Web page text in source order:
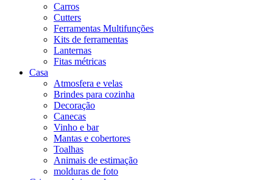
Carros
Cutters
Ferramentas Multifunções
Kits de ferramentas
Lanternas
Fitas métricas
Casa
Atmosfera e velas
Brindes para cozinha
Decoração
Canecas
Vinho e bar
Mantas e cobertores
Toalhas
Animais de estimação
molduras de foto